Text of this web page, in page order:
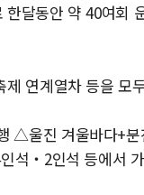
한달동안 약 40여
연계열차 등을 모
△울진 겨울바다+
석‧2인석 등에서